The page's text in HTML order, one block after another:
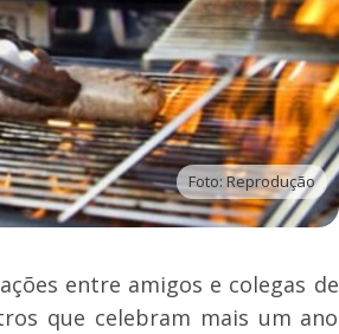
Foto: Reprodução
entre amigos e colegas de
que celebram mais um ano